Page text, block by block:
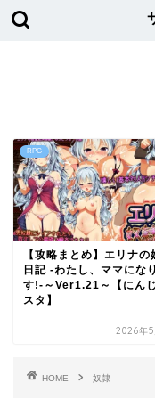
RPG
【攻略まとめ】エリナの
日記 -わたし、ママにな
す!-～Ver1.21～【にん
スタ】
2026年5
HOME 奴隷